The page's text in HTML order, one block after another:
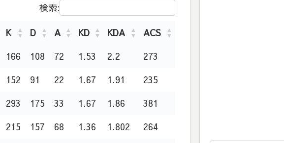
検索:
K D A KD KDA
ACS
166 108 72 1.53 2.2
273
152 91 22 1.67 1.91
235
293 175 33 1.67 1.86
381
215 157 68 1.36 1.802
264